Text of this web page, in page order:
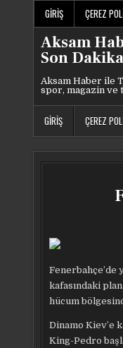
GIRIŞ ÇEREZ
Aksam
Son
Aksam Haber ile
spor, magazin ve
GIRIŞ ÇEREZ
Fenerbahçe’de
kafasındaki
hücum
Dinamo Kiev’e
King-Pedro